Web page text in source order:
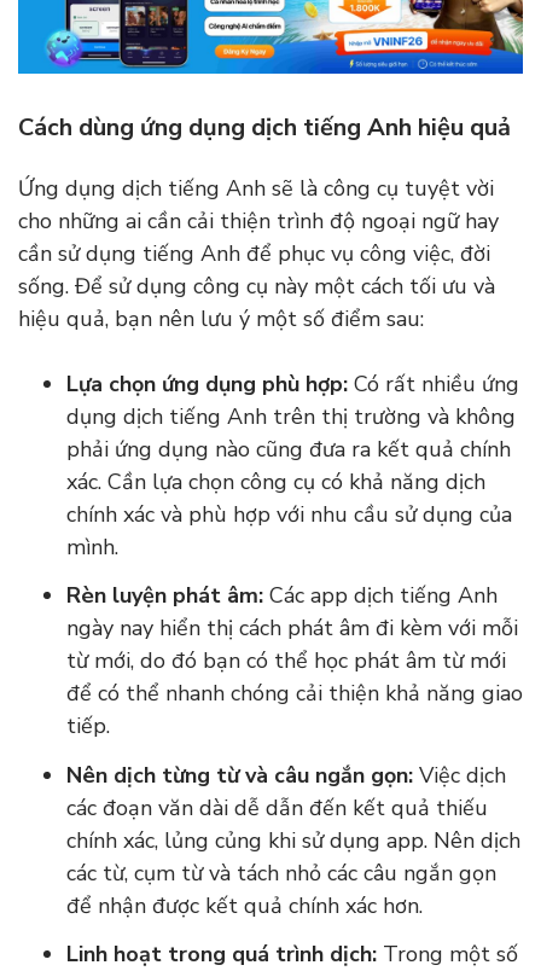
Cách dùng ứng dụng dịch tiếng Anh hiệu quả
Ứng dụng dịch tiếng Anh sẽ là công cụ tuyệt vời
cho những ai cần cải thiện trình độ ngoại ngữ hay
cần sử dụng tiếng Anh để phục vụ công việc, đời
sống. Để sử dụng công cụ này một cách tối ưu và
hiệu quả, bạn nên lưu ý một số điểm sau:
Lựa chọn ứng dụng phù hợp: Có rất nhiều ứng
dụng dịch tiếng Anh trên thị trường và không
phải ứng dụng nào cũng đưa ra kết quả chính
xác. Cần lựa chọn công cụ có khả năng dịch
chính xác và phù hợp với nhu cầu sử dụng của
mình.
Rèn luyện phát âm: Các app dịch tiếng Anh
ngày nay hiển thị cách phát âm đi kèm với mỗi
từ mới, do đó bạn có thể học phát âm từ mới
để có thể nhanh chóng cải thiện khả năng giao
tiếp.
Nên dịch từng từ và câu ngắn gọn: Việc dịch
các đoạn văn dài dễ dẫn đến kết quả thiếu
chính xác, lủng củng khi sử dụng app. Nên dịch
các từ, cụm từ và tách nhỏ các câu ngắn gọn
để nhận được kết quả chính xác hơn.
Linh hoạt trong quá trình dịch: Trong một số